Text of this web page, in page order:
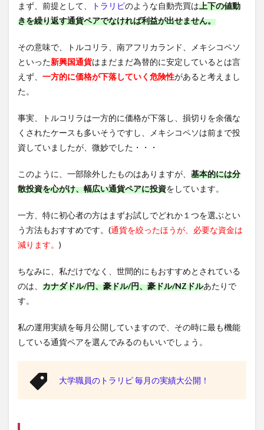
まず、前提として、 トラリピのような自動売買は上下の値動
きを繰り返す通貨ペアでなければ利益が出せません。
その意味で、トルコリラ、南アフリカランド、メキシコペソ
といった新興国通貨はまだまだ為替的に安定しているとは言
えず、 一方的に価格が下落していく危険性があると考えまし
た。
事実、トルコリラは一方的に価格が下落し、損切りを余儀な
くされたケースも多いそうですし、メキシコペソは前まで投
資していましたが、微妙でした・・・
このように、一部除外したものはありますが、 基本的には分
散投資を心がけ、幅広い通貨ペアに投資をしています。
一方、特に初心者の方はまずお試しでどれか１つを選ぶとい
う方法もおすすめです。(通貨を絞ったほうが、必要な資金は
減ります。 )
ちなみに、私だけでなく、世間的にもおすすめとされている
のは、 カナダドル/円、豪ドル/円、豪ドル/NZドルあたりで
す。
私の運用実績を毎月公開していますので、その時に最も機能
している通貨ペアを選んでみるのもいいでしょう。
大学職員のトラリピ 毎月の実績大公開！